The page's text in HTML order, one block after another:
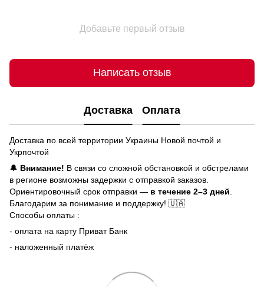
Добавьте первый отзыв
Написать отзыв
Доставка Оплата
Доставка по всей территории Украины Новой почтой и
Укрпочтой
🔔 Внимание! В связи со сложной обстановкой и обстрелами
в регионе возможны задержки с отправкой заказов.
Ориентировочный срок отправки — в течение 2–3 дней
Благодарим за понимание и поддержку! 🇺🇦
Способы оплаты :
- оплата на карту Приват Банк
- наложенный платёж